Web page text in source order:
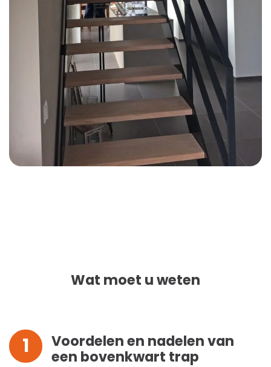
Wat moet u weten
1
Voordelen en nadelen van
een bovenkwart trap